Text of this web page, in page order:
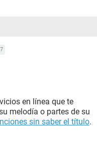
en línea que te
melodía o partes de su
sin saber el título.